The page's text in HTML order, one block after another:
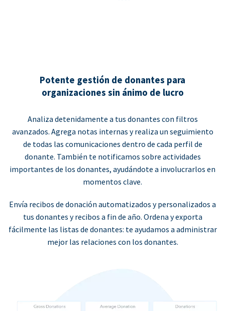
Potente gestión de donantes para
organizaciones sin ánimo de lucro
Analiza detenidamente a tus donantes con filtros
avanzados. Agrega notas internas y realiza un seguimiento
de todas las comunicaciones dentro de cada perfil de
donante. También te notificamos sobre actividades
importantes de los donantes, ayudándote a involucrarlos en
momentos clave.
Envía recibos de donación automatizados y personalizados a
tus donantes y recibos a fin de año. Ordena y exporta
fácilmente las listas de donantes: te ayudamos a administrar
mejor las relaciones con los donantes.